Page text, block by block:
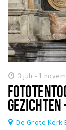
3 juli - 1
De Grote Kerk